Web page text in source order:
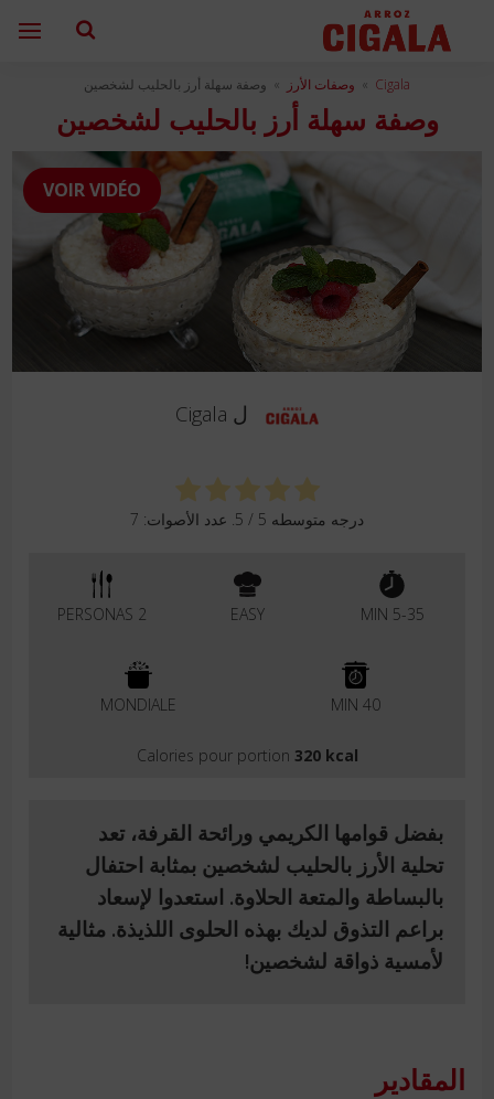
Cigala
» وصفات الأرز » وصفة سهلة أرز بالحليب لشخصين
وصفة سهلة أرز بالحليب لشخصين
VOIR VIDÉO
ل Cigala
درجه متوسطه 5 / 5. عدد الأصوات: 7
5-35 MIN
EASY
2 PERSONAS
40 MIN
MONDIALE
Calories pour portion 320 kcal
بفضل قوامها الكريمي ورائحة القرفة، تعد
تحلية الأرز بالحليب لشخصين بمثابة احتفال
بالبساطة والمتعة الحلاوة. استعدوا لإسعاد
براعم التذوق لديك بهذه الحلوى اللذيذة. مثالية
لأمسية ذواقة لشخصين!
المقادير